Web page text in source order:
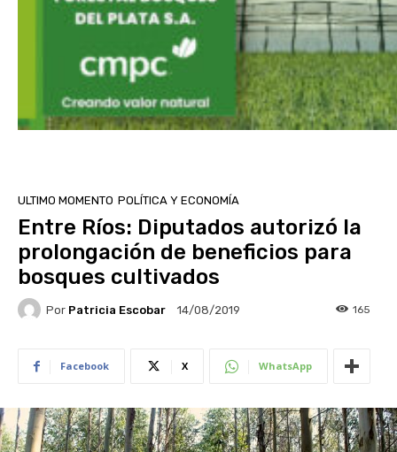
ULTIMO MOMENTO POLÍTICA Y ECONOMÍA
Entre Ríos: Diputados autorizó la
prolongación de beneficios para
bosques cultivados
Por Patricia Escobar 14/08/2019 165
Facebook X WhatsApp